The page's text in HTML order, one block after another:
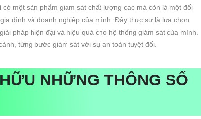
có một sản phẩm giám sát chất lượng cao mà còn là một đối
đình và doanh nghiệp của mình. Đây thực sự là lựa chọn
pháp hiện đại và hiệu quả cho hệ thống giám sát của mình.
từng bước giám sát với sự an toàn tuyệt đối.
NHỮNG THÔNG SỐ